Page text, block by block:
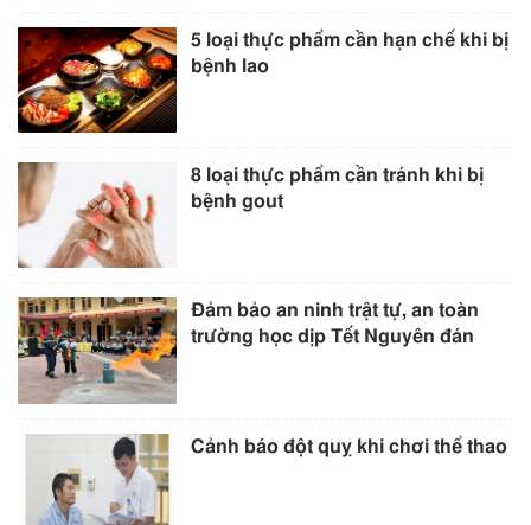
5 loại thực phẩm cần hạn chế khi bị
bệnh lao
8 loại thực phẩm cần tránh khi bị
bệnh gout
Đảm bảo an ninh trật tự, an toàn
trường học dịp Tết Nguyên đán
Cảnh báo đột quỵ khi chơi thể thao